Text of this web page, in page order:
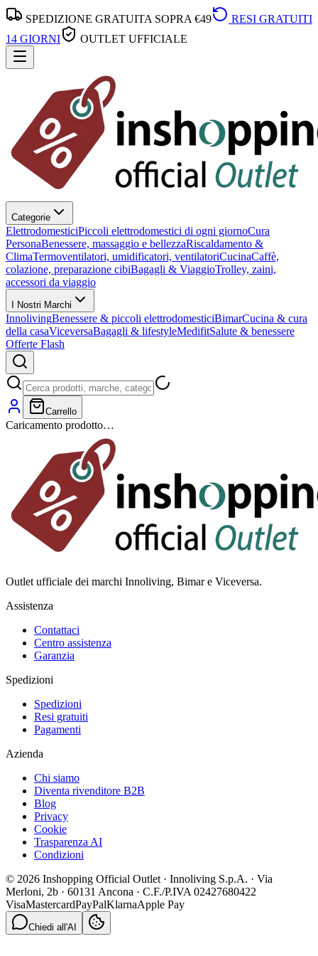
SPEDIZIONE GRATUITA SOPRA €49
RESI GRATUITI
14 GIORNI
OUTLET UFFICIALE
Categorie
ElettrodomesticiPiccoli elettrodomestici di ogni giornoCura
PersonaBenessere, massaggio e bellezzaRiscaldamento &
ClimaTermoventilatori, umidificatori, ventilatoriCucinaCaffè,
colazione, preparazione cibiBagagli & ViaggioTrolley, zaini,
accessori da viaggio
I Nostri Marchi
InnolivingBenessere & piccoli elettrodomesticiBimarCucina & cura
della casaViceversaBagagli & lifestyleMedifitSalute & benessere
Offerte Flash
Carrello
Caricamento prodotto…
Outlet ufficiale dei marchi Innoliving, Bimar e Viceversa.
Assistenza
Contattaci
Centro assistenza
Garanzia
Spedizioni
Spedizioni
Resi gratuiti
Pagamenti
Azienda
Chi siamo
Diventa rivenditore B2B
Blog
Privacy
Cookie
Trasparenza AI
Condizioni
© 2026 Inshopping Official Outlet · Innoliving S.p.A. · Via
Merloni, 2b · 60131 Ancona · C.F./P.IVA 02427680422
VisaMastercardPayPalKlarnaApple Pay
Chiedi all'AI